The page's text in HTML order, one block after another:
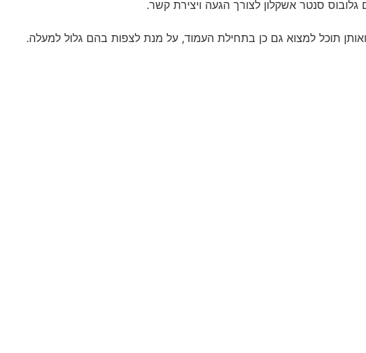
סנטר אשקלון לצורך הגעה ויצירת קשר.
תוכל למצוא גם כן בתחילת העמוד, על מנת לצפות בהם גלול למעלה.